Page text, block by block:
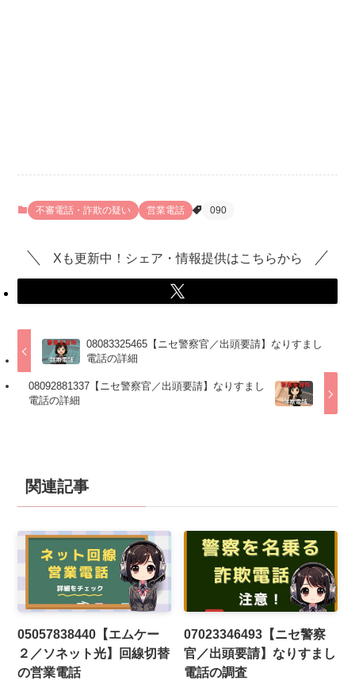
不審電話・詐欺の疑い 営業電話 090
Xも更新中！シェア・情報提供はこちらから
08083325465【ニセ警察官／出頭要請】なりすまし
電話の詳細
08092881337【ニセ警察官／出頭要請】なりすまし
電話の詳細
関連記事
05057838440【エムケー
２／ソネット光】回線切替
の営業電話
07023346493【ニセ警察
官／出頭要請】なりすまし
電話の調査